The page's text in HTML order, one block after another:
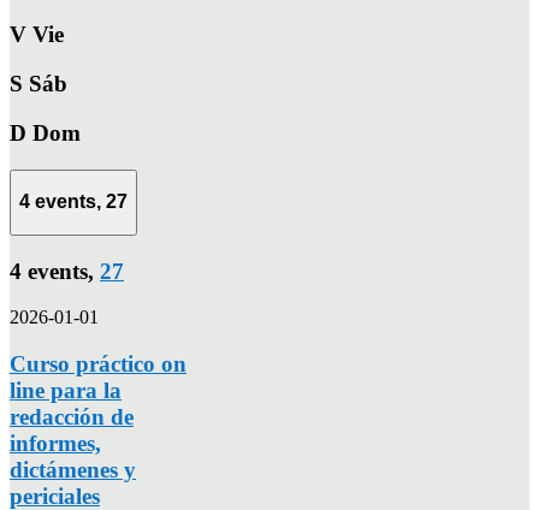
V Vie
S Sáb
D Dom
4 events, 27
4 events, 27
2026-01-01
Curso práctico on
line para la
redacción de
informes,
dictámenes y
periciales